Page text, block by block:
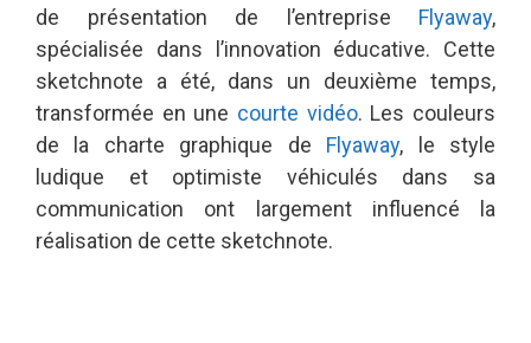
de présentation de l’entreprise Flyaway,
spécialisée dans l’innovation éducative. Cette
sketchnote a été, dans un deuxième temps,
transformée en une courte vidéo. Les couleurs
de la charte graphique de Flyaway, le style
ludique et optimiste véhiculés dans sa
communication ont largement influencé la
réalisation de cette sketchnote.